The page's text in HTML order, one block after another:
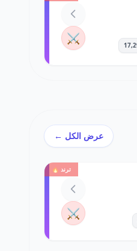
⚔️
عرض الكل ←
ترند 🔥
⚔️